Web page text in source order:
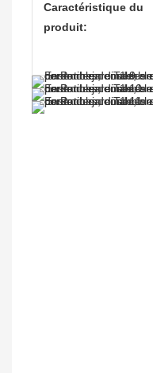
Caractéristique du
produit: